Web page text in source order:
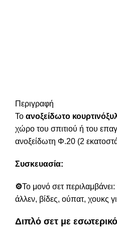
Περιγραφή
Το ανοξείδωτο
χώρο του σπιτιού ή του
ανοξείδωτη Φ.20 (2
Συσκευασία:
⚙️Το μονό σετ
άλλεν, βίδες, ούπατ, χουκς
Διπλό σετ με